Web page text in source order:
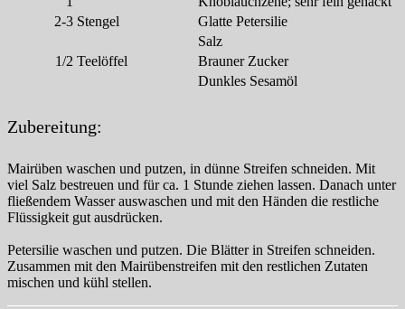
2-3 Stengel
Glatte Petersilie
Salz
1/2 Teelöffel
Brauner Zucker
Dunkles Sesamöl
Zubereitung:
Mairüben waschen und putzen, in dünne Streifen schneiden. Mit
viel Salz bestreuen und für ca. 1 Stunde ziehen lassen. Danach unter
fließendem Wasser auswaschen und mit den Händen die restliche
Flüssigkeit gut ausdrücken.
Petersilie waschen und putzen. Die Blätter in Streifen schneiden.
Zusammen mit den Mairübenstreifen mit den restlichen Zutaten
mischen und kühl stellen.